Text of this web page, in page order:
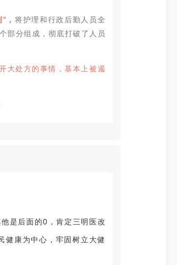
”，将护理和行政后勤人员全
部分组成，彻底打破了人员
大处方的事情，基本上被遏
是后面的0，肯定三明医改
健康为中心，牢固树立大健